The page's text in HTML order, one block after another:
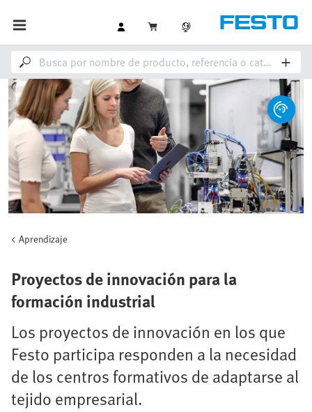
Aprendizaje
Proyectos de innovación para la
formación industrial
Los proyectos de innovación en los que
Festo participa responden a la necesidad
de los centros formativos de adaptarse al
tejido empresarial.